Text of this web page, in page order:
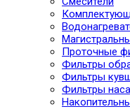
Проточные
Фильтры
Фильтры
Фильтры